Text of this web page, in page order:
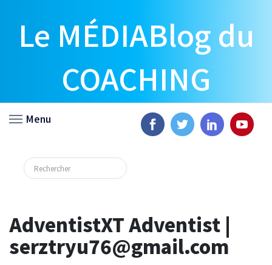
Le MÉDIABlog du
COACHING
Menu
AdventistXT Adventist |
serztryu76@gmail.com